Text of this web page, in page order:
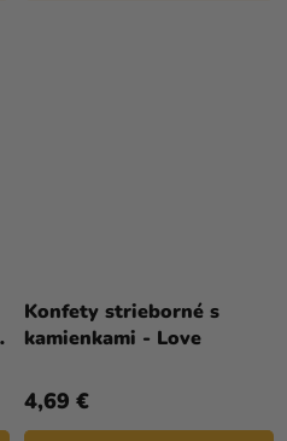
Konfety strieborné s
kamienkami - Love
4,69 €